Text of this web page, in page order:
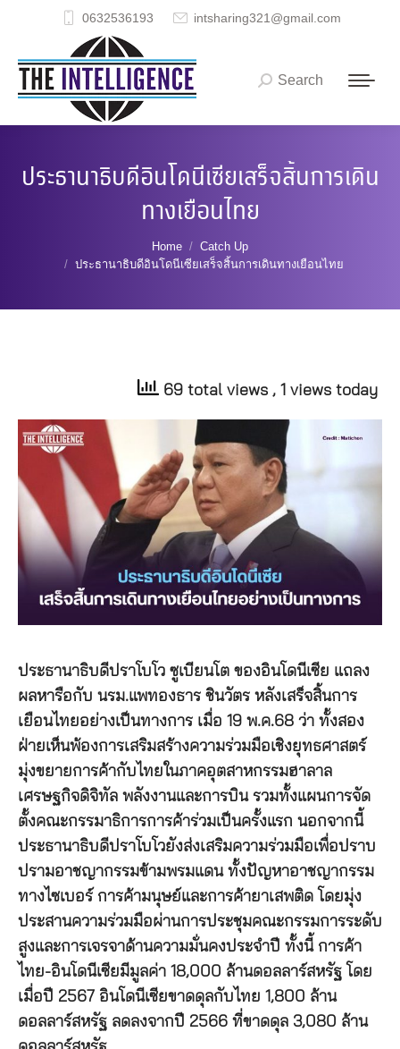
0632536193 intsharing321@gmail.com
Search:
Search
ประธานาธิบดีอินโดนีเซียเสร็จสิ้นการเดิน
ทางเยือนไทย
Home
Catch Up
ประธานาธิบดีอินโดนีเซียเสร็จสิ้นการเดินทางเยือนไทย
69 total views , 1 views today
ประธานาธิบดีปราโบโว ซูเบียนโต ของอินโดนีเซีย แถลง
ผลหารือกับ นรม.แพทองธาร ชินวัตร หลังเสร็จสิ้นการ
เยือนไทยอย่างเป็นทางการ เมื่อ 19 พ.ค.68 ว่า ทั้งสอง
ฝ่ายเห็นพ้องการเสริมสร้างความร่วมมือเชิงยุทธศาสตร์
มุ่งขยายการค้ากับไทยในภาคอุตสาหกรรมฮาลาล
เศรษฐกิจดิจิทัล พลังงานและการบิน รวมทั้งแผนการจัด
ตั้งคณะกรรมาธิการการค้าร่วมเป็นครั้งแรก นอกจากนี้
ประธานาธิบดีปราโบโวยังส่งเสริมความร่วมมือเพื่อปราบ
ปรามอาชญากรรมข้ามพรมแดน ทั้งปัญหาอาชญากรรม
ทางไซเบอร์ การค้ามนุษย์และการค้ายาเสพติด โดยมุ่ง
ประสานความร่วมมือผ่านการประชุมคณะกรรมการระดับ
สูงและการเจรจาด้านความมั่นคงประจำปี ทั้งนี้ การค้า
ไทย-อินโดนีเซียมีมูลค่า 18,000 ล้านดอลลาร์สหรัฐ โดย
เมื่อปี 2567 อินโดนีเซียขาดดุลกับไทย 1,800 ล้าน
ดอลลาร์สหรัฐ ลดลงจากปี 2566 ที่ขาดดุล 3,080 ล้าน